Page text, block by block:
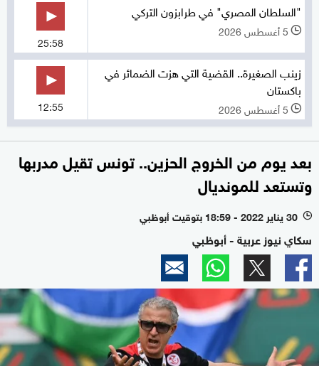
"السلطان المصري" في طرابزون التركي
l 5 أغسطس 2026
25:58
زينب الصغيرة.. القضية التي هزت الضمائر في
باكستان
l 5 أغسطس 2026 12:55
بعد يوم من الخروج الحزين.. تونس تقيل مدربها
وتستعد للمونديال
l 30 يناير 2022 - 18:59 بتوقيت أبوظبي
سكاي نيوز عربية - أبوظبي